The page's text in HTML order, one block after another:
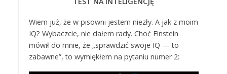
Wiem już, że w pisowni jestem niezły. A jak z moim
IQ? Wybaczcie, nie dałem rady. Choć Einstein
mówił do mnie, że „sprawdzić swoje IQ — to
zabawne”, to wymiękłem na pytaniu numer 2: